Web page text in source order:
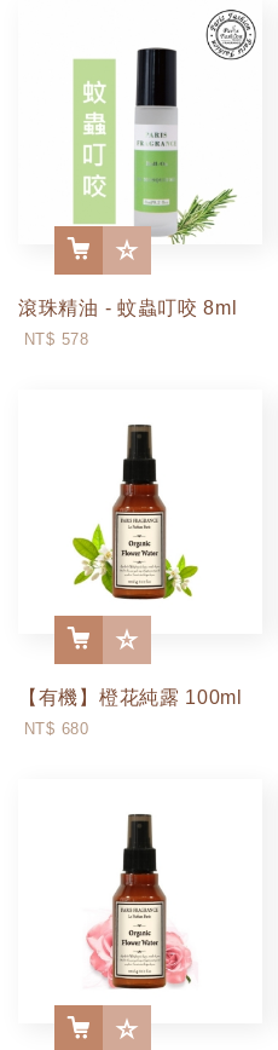
滾珠精油 - 蚊蟲叮咬 8ml
NT$ 578
More
【有機】橙花純露 100ml
NT$ 680
More